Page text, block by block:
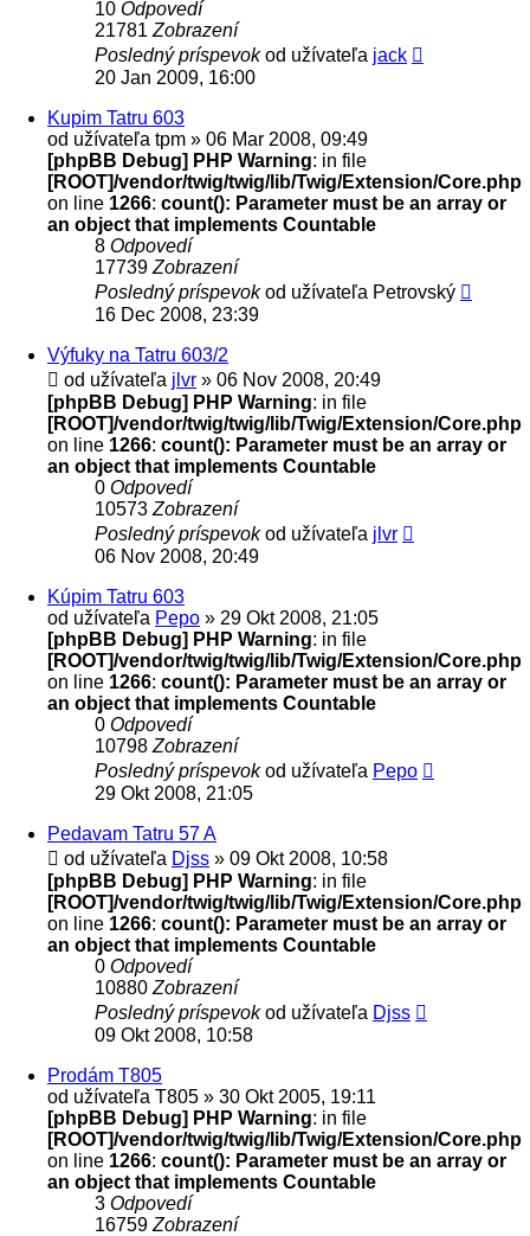
10 Odpovedí
21781 Zobrazení
Posledný príspevokod užívateľa jack
20 Jan 2009, 16:00
Kupim Tatru 603
od užívateľa tpm » 06 Mar 2008, 09:49
[phpBB Debug] PHP Warning: in file
[ROOT]/vendor/twig/twig/lib/Twig/Extension/Core.php
on line 1266: count(): Parameter must be an array or
an object that implements Countable
8 Odpovedí
17739 Zobrazení
Posledný príspevokod užívateľa Petrovský
16 Dec 2008, 23:39
Výfuky na Tatru 603/2
od užívateľa jlvr » 06 Nov 2008, 20:49
[phpBB Debug] PHP Warning: in file
[ROOT]/vendor/twig/twig/lib/Twig/Extension/Core.php
on line 1266: count(): Parameter must be an array or
an object that implements Countable
0 Odpovedí
10573 Zobrazení
Posledný príspevokod užívateľa jlvr
06 Nov 2008, 20:49
Kúpim Tatru 603
od užívateľa Pepo » 29 Okt 2008, 21:05
[phpBB Debug] PHP Warning: in file
[ROOT]/vendor/twig/twig/lib/Twig/Extension/Core.php
on line 1266: count(): Parameter must be an array or
an object that implements Countable
0 Odpovedí
10798 Zobrazení
Posledný príspevokod užívateľa Pepo
29 Okt 2008, 21:05
Pedavam Tatru 57 A
od užívateľa Djss » 09 Okt 2008, 10:58
[phpBB Debug] PHP Warning: in file
[ROOT]/vendor/twig/twig/lib/Twig/Extension/Core.php
on line 1266: count(): Parameter must be an array or
an object that implements Countable
0 Odpovedí
10880 Zobrazení
Posledný príspevokod užívateľa Djss
09 Okt 2008, 10:58
Prodám T805
od užívateľa T805 » 30 Okt 2005, 19:11
[phpBB Debug] PHP Warning: in file
[ROOT]/vendor/twig/twig/lib/Twig/Extension/Core.php
on line 1266: count(): Parameter must be an array or
an object that implements Countable
3 Odpovedí
16759 Zobrazení